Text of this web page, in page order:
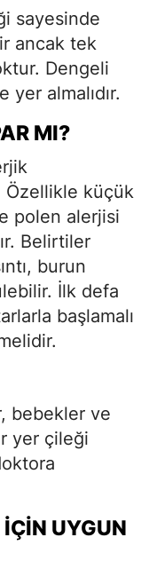
sayesinde
ancak tek
Dengeli
yer almalıdır.
MI?
Özellikle küçük
polen alerjisi
Belirtiler
burun
İlk defa
başlamalı
bebekler ve
yer çileği
UYGUN